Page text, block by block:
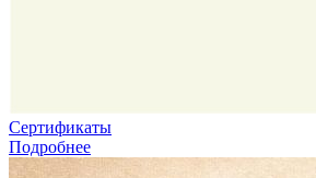
Сертификаты
Подробнее